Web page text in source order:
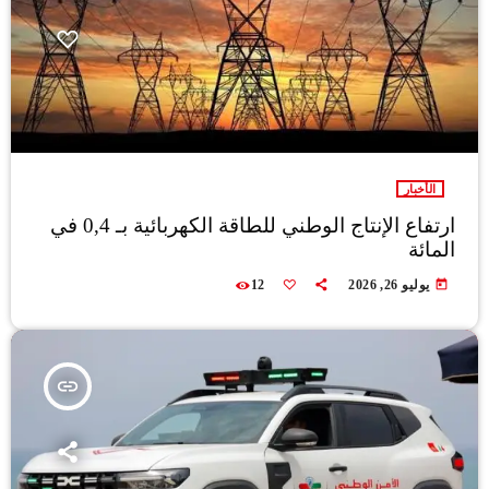
الأخبار
ارتفاع الإنتاج الوطني للطاقة الكهربائية بـ 0,4 في
المائة
today يوليو 26, 2026 12
insert_link